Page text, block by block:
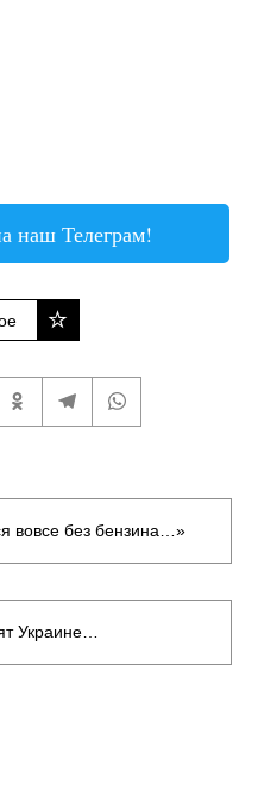
наш Телеграм!
вовсе без бензина…»
Украине…